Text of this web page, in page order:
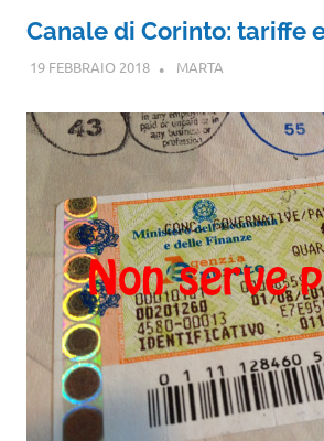
Canale di Corinto: tariffe
19 FEBBRAIO 2018 MARTA